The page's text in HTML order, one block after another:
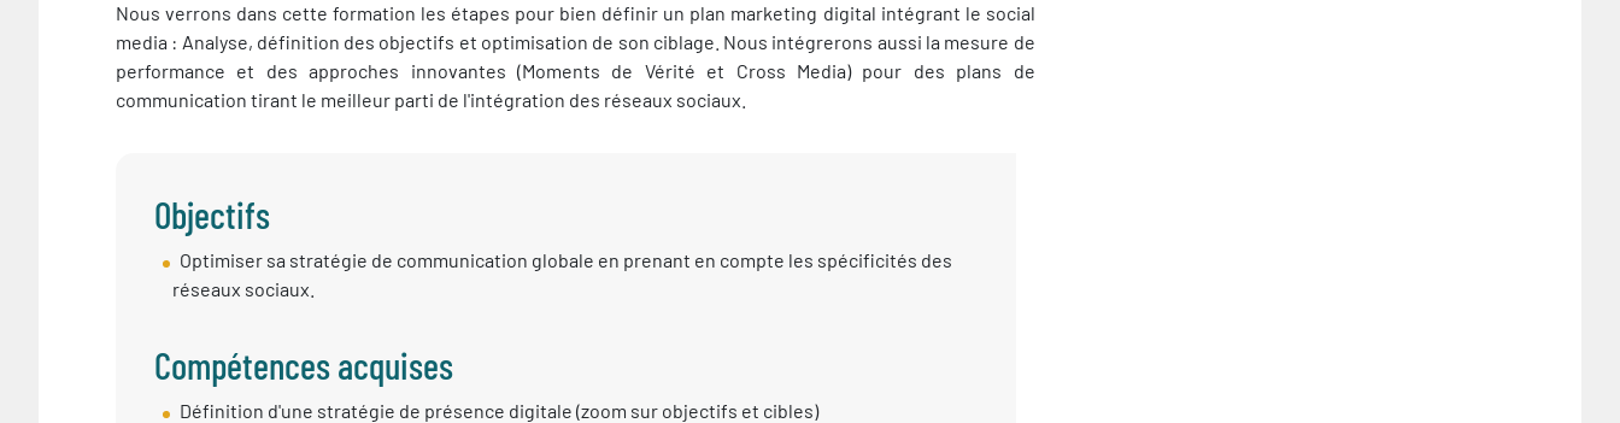
Nous verrons dans cette formation les étapes pour bien définir un plan marketing digital intégrant le social
media : Analyse, définition des objectifs et optimisation de son ciblage. Nous intégrerons aussi la mesure de
performance et des approches innovantes (Moments de Vérité et Cross Media) pour des plans de
communication tirant le meilleur parti de l'intégration des réseaux sociaux.
Objectifs
Objectif
session
Optimiser sa stratégie de communication globale en prenant en compte les spécificités des
réseaux sociaux.
Compétences acquises
Compétences
Définition d'une stratégie de présence digitale (zoom sur objectifs et cibles)